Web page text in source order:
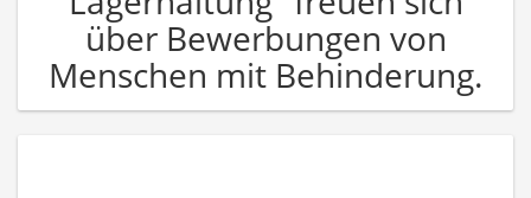
über Bewerbungen von
Menschen mit Behinderung.